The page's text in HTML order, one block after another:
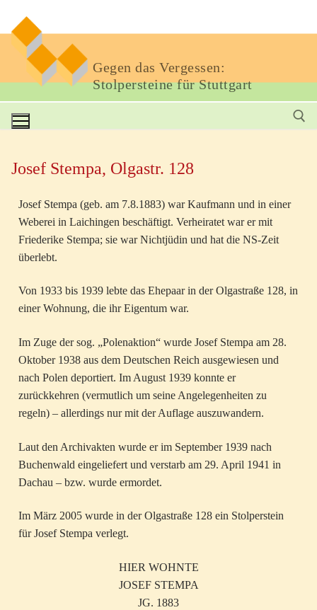
Gegen das Vergessen:
Stolpersteine für Stuttgart
Josef Stempa, Olgastr. 128
Josef Stempa (geb. am 7.8.1883) war Kaufmann und in einer
Weberei in Laichingen beschäftigt. Verheiratet war er mit
Friederike Stempa; sie war Nichtjüdin und hat die NS-Zeit
überlebt.
Von 1933 bis 1939 lebte das Ehepaar in der Olgastraße 128, in
einer Wohnung, die ihr Eigentum war.
Im Zuge der sog. „Polenaktion“ wurde Josef Stempa am 28.
Oktober 1938 aus dem Deutschen Reich ausgewiesen und
nach Polen deportiert. Im August 1939 konnte er
zurückkehren (vermutlich um seine Angelegenheiten zu
regeln) – allerdings nur mit der Auflage auszuwandern.
Laut den Archivakten wurde er im September 1939 nach
Buchenwald eingeliefert und verstarb am 29. April 1941 in
Dachau – bzw. wurde ermordet.
Im März 2005 wurde in der Olgastraße 128 ein Stolperstein
für Josef Stempa verlegt.
HIER WOHNTE
JOSEF STEMPA
JG. 1883